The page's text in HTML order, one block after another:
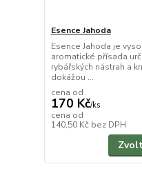
Esence Jahoda
Esence Jahoda je
aromatické přísada
rybářských nástrah a
dokážou ...
cena od
170 Kč/ks
cena od
140,50 Kč bez DPH